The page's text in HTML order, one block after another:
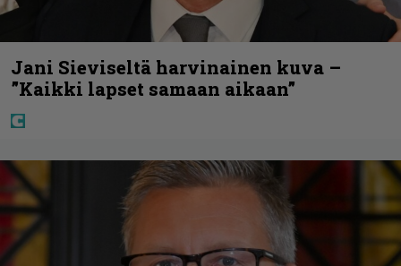
Jani Sieviseltä harvinainen kuva –
”Kaikki lapset samaan aikaan”